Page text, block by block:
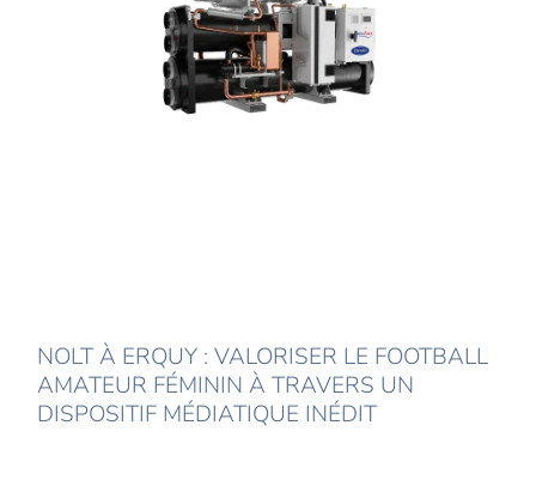
NOLT À ERQUY : VALORISER LE FOOTBALL
AMATEUR FÉMININ À TRAVERS UN
DISPOSITIF MÉDIATIQUE INÉDIT